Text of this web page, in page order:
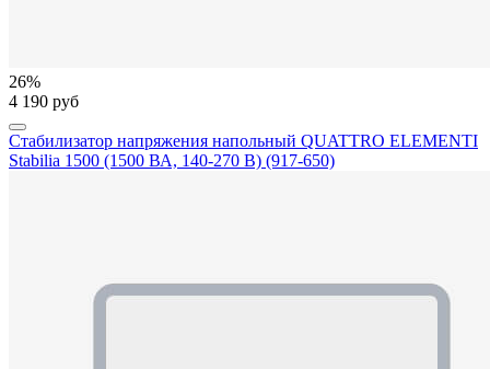
26%
4 190 руб
Стабилизатор напряжения напольный QUATTRO ELEMENTI
Stabilia 1500 (1500 ВА, 140-270 В) (917-650)